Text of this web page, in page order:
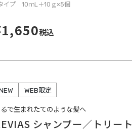
イプ 10ｍL＋10ｇ×5個
税込
WEB限定
るで生まれたてのような髪へ
シャンプー／トリー